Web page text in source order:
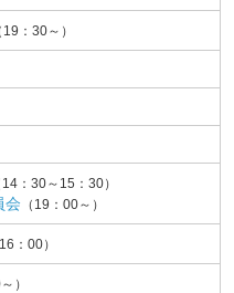
19：30～）
14：30～15：30）
会 （19：00～）
：00）
）